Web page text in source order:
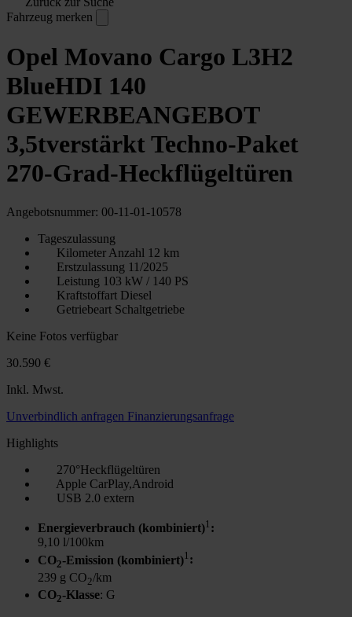
Fahrzeug merken
Opel Movano Cargo L3H2
BlueHDI 140
GEWERBEANGEBOT
3,5tverstärkt Techno-Paket
270-Grad-Heckflügeltüren
Angebotsnummer: 00-11-01-10578
Tageszulassung
Kilometer Anzahl 12 km
Erstzulassung 11/2025
Leistung 103 kW / 140 PS
Kraftstoffart Diesel
Getriebeart Schaltgetriebe
Keine Fotos verfügbar
30.590 €
Inkl. Mwst.
Unverbindlich anfragen Finanzierungsanfrage
Highlights
270°Heckflügeltüren
Apple CarPlay,Android
USB 2.0 extern
Energieverbrauch (kombiniert)1 :
9,10 l/100km
CO2-Emission (kombiniert)1 :
239 g CO2/km
CO2-Klasse: G